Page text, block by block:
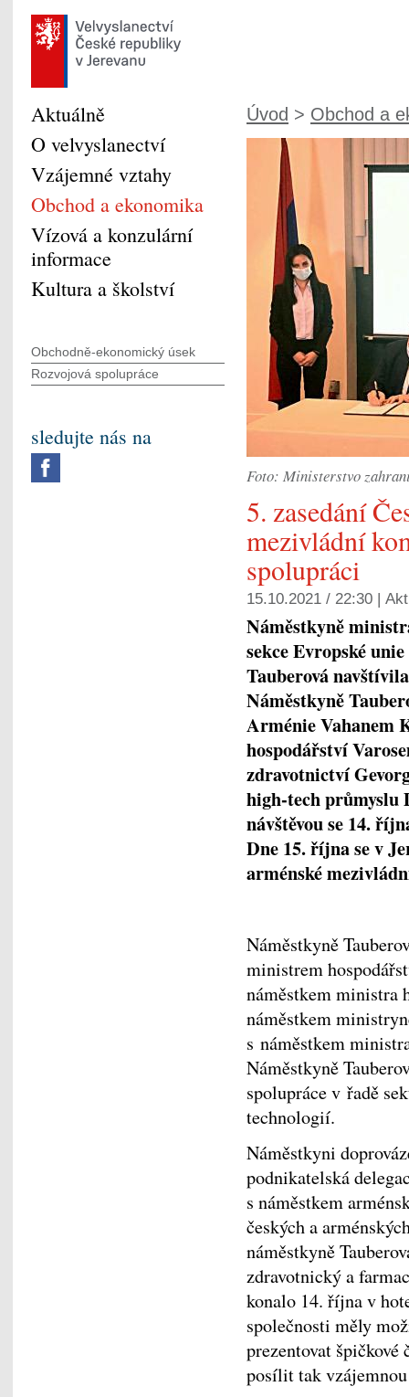
Úvod > Obchod a
Foto: Ministerstvo
5. zasedání
mezivládní
spolupráci
15.10.2021 / 22:30 |
Náměstkyně
sekce Evropské
Tauberová
Náměstkyně
Arménie Vahanem
hospodářství
zdravotnictví
high-tech průmyslu
návštěvou se 14.
Dne 15. října se v
arménské
Náměstkyně
ministrem
náměstkem ministra
náměstkem
s náměstkem
Náměstkyně
spolupráce v řadě
technologií.
Náměstkyni
podnikatelská
s náměstkem
českých a
náměstkyně
zdravotnický a
konalo 14. října v
společnosti měly
prezentovat špičkové
posílit tak
Aktuálně
O velvyslanectví
Vzájemné vztahy
Obchod a ekonomika
Vízová a konzulární
informace
Kultura a školství
Obchodně-ekonomický úsek
Rozvojová spolupráce
sledujte nás na